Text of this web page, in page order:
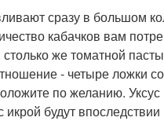
сразу в большом
кабачков вам
же томатной
- четыре ложки
по желанию.
икрой будут